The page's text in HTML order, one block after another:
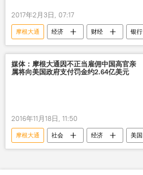
2017年2月3日, 07:17
摩根大通 经济 财经
银行
破产
媒体：摩根大通因不正当雇佣中国高官亲
属将向美国政府支付罚金约2.64亿美元
2016年11月18日, 11:50
摩根大通 社会 经济
美国
罚金
中国